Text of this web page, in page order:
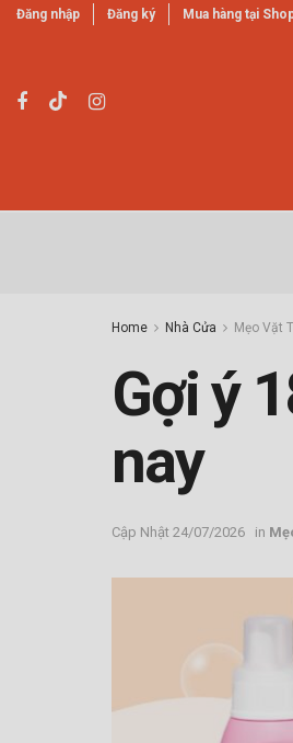
Đăng nhập Đăng ký Mua hàng tại
Home Nhà Cửa Mẹo Vặt
Gợi ý
nay
24/07/2026 in